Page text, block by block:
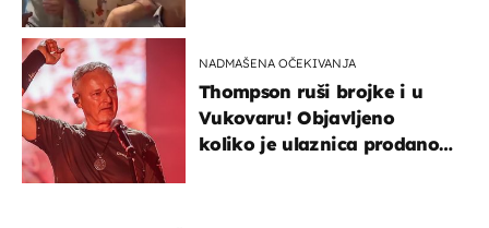
NADMAŠENA OČEKIVANJA
Thompson ruši brojke i u
Vukovaru! Objavljeno
koliko je ulaznica prodano